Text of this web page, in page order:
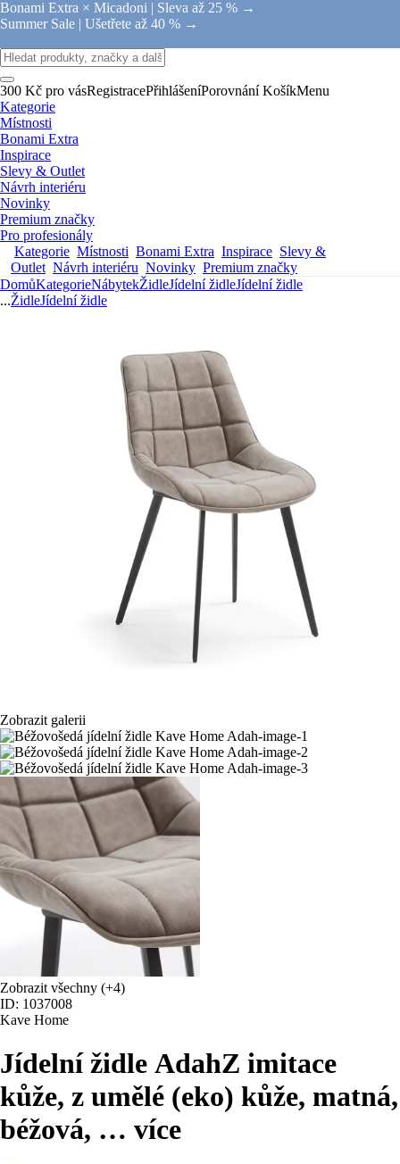
Bonami Extra × Micadoni | Sleva až 25 % →
Summer Sale | Ušetřete až 40 % →
300 Kč pro vásRegistracePřihlášeníPorovnání KošíkMenu
Kategorie
Místnosti
Bonami Extra
Inspirace
Slevy & Outlet
Návrh interiéru
Novinky
Premium značky
Pro profesionály
Kategorie Místnosti Bonami Extra Inspirace Slevy &
Outlet Návrh interiéru Novinky Premium značky
DomůKategorieNábytekŽidleJídelní židleJídelní židle
...ŽidleJídelní židle
Zobrazit galerii
Zobrazit všechny (+4)
ID: 1037008
Kave Home
Jídelní židle AdahZ imitace
kůže, z umělé (eko) kůže, matná,
béžová, … více